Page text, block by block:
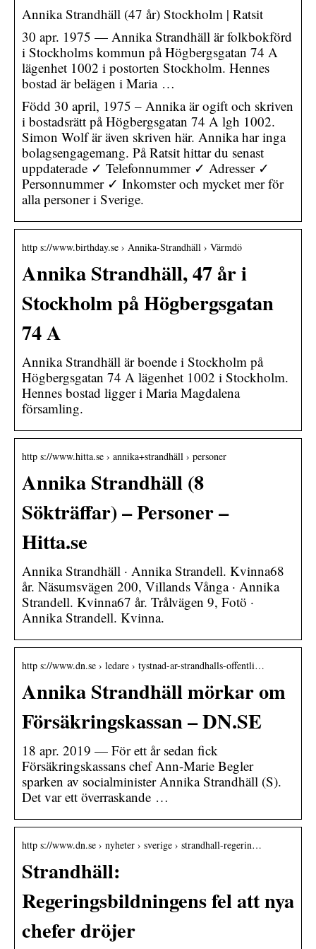
Annika Strandhäll (47 år) Stockholm | Ratsit
30 apr. 1975 — Annika Strandhäll är folkbokförd
i Stockholms kommun på Högbergsgatan 74 A
lägenhet 1002 i postorten Stockholm. Hennes
bostad är belägen i Maria …
Född 30 april, 1975 – Annika är ogift och skriven
i bostadsrätt på Högbergsgatan 74 A lgh 1002.
Simon Wolf är även skriven här. Annika har inga
bolagsengagemang. På Ratsit hittar du senast
uppdaterade ✓ Telefonnummer ✓ Adresser ✓
Personnummer ✓ Inkomster och mycket mer för
alla personer i Sverige.
http s://www.birthday.se › Annika-Strandhäll › Värmdö
Annika Strandhäll, 47 år i
Stockholm på Högbergsgatan
74 A
Annika Strandhäll är boende i Stockholm på
Högbergsgatan 74 A lägenhet 1002 i Stockholm.
Hennes bostad ligger i Maria Magdalena
församling.
http s://www.hitta.se › annika+strandhäll › personer
Annika Strandhäll (8
Sökträffar) – Personer –
Hitta.se
Annika Strandhäll · Annika Strandell. Kvinna68
år. Näsumsvägen 200, Villands Vånga · Annika
Strandell. Kvinna67 år. Trålvägen 9, Fotö ·
Annika Strandell. Kvinna.
http s://www.dn.se › ledare › tystnad-ar-strandhalls-offentli…
Annika Strandhäll mörkar om
Försäkringskassan – DN.SE
18 apr. 2019 — För ett år sedan fick
Försäkringskassans chef Ann-Marie Begler
sparken av socialminister Annika Strandhäll (S).
Det var ett överraskande …
http s://www.dn.se › nyheter › sverige › strandhall-regerin…
Strandhäll:
Regeringsbildningens fel att nya
chefer dröjer